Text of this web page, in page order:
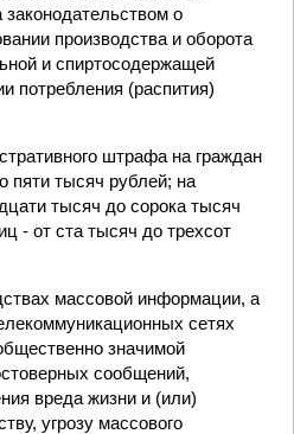
о
производства и оборота
и спиртосодержащей
потребления (распития)
штрафа на граждан
пяти тысяч рублей; на
тысяч до сорока тысяч
- от ста тысяч до трехсот
массовой информации, а
сетях
значимой
сообщений,
вреда жизни и (или)
угрозу массового